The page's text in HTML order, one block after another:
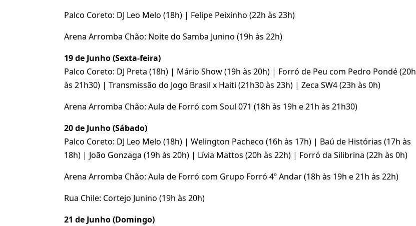
Palco Coreto: DJ Leo Melo (18h) | Felipe Peixinho (22h às 23h)
Arena Arromba Chão: Noite do Samba Junino (19h às 22h)
19 de Junho (Sexta-feira)
Palco Coreto: DJ Preta (18h) | Mário Show (19h às 20h) | Forró de Peu com Pedro Pondé (20h
às 21h30) | Transmissão do Jogo Brasil x Haiti (21h30 às 23h) | Zeca SW4 (23h às 0h)
Arena Arromba Chão: Aula de Forró com Soul 071 (18h às 19h e 21h às 21h30)
20 de Junho (Sábado)
Palco Coreto: DJ Leo Melo (18h) | Welington Pacheco (16h às 17h) | Baú de Histórias (17h às
18h) | João Gonzaga (19h às 20h) | Lívia Mattos (20h às 22h) | Forró da Silibrina (22h às 0h)
Arena Arromba Chão: Aula de Forró com Grupo Forró 4º Andar (18h às 19h e 21h às 22h)
Rua Chile: Cortejo Junino (19h às 20h)
21 de Junho (Domingo)